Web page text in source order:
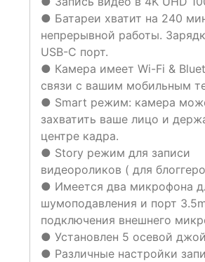
● Батареи хватит на 240
непрерывной работы.
USB-C порт.
● Камера имеет Wi-Fi &
связи с вашим мобильным
● Smart режим: камера
захватить ваше лицо и
центре кадра.
● Story режим для записи
видеороликов ( для
● Имеется два микрофона
шумоподавления и порт
подключения внешнего
● Установлен 5 осевой
● Различные настройки